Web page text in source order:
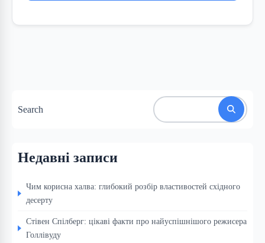
Search
Недавні записи
Чим корисна халва: глибокий розбір властивостей східного
десерту
Стівен Спілберг: цікаві факти про найуспішнішого режисера
Голлівуду